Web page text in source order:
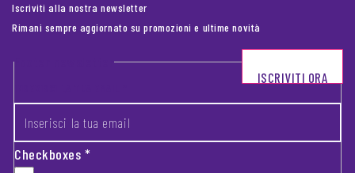
Iscriviti alla nostra newsletter
Rimani sempre aggiornato su promozioni e ultime novità
Footer newsletter
Checkboxes*
ISCRIVITI ORA